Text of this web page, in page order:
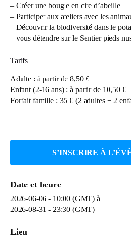
– Créer une bougie en cire d’abeille
– Participer aux ateliers avec les
– Découvrir la biodiversité dans le
– vous détendre sur le Sentier pieds
Tarifs
Adulte : à partir de 8,50 €
Enfant (2-16 ans) : à partir de 10,50 €
Forfait famille : 35 € (2 adultes + 2
S’INSCRIRE À
Date et heure
2026-06-06 - 10:00 (GMT) à
2026-08-31 - 23:30 (GMT)
Lieu